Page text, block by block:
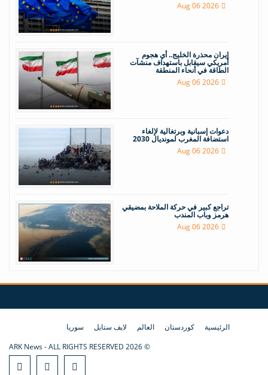
Aug 06 2026
إيران محذرة الخليج.. أي هجوم
أمريكي سيقابل باستهداف منشآت
الطاقة في أنحاء المنطقة
Aug 06 2026
دعوات إسبانية وبرتغالية لإلغاء
استضافة المغرب لمونديال 2030
Aug 06 2026
تراجع كبير في حركة الملاحة بمضيقي
هرمز وباب المندب
Aug 06 2026
الرئيسية كوردستان العالم لايف ستايل
سوريا
© 2026 ARK News - ALL RIGHTS RESERVED